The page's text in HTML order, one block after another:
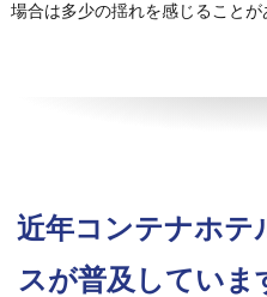
場合は多少の揺れを感じることが
近年コンテナホテ
スが普及していま